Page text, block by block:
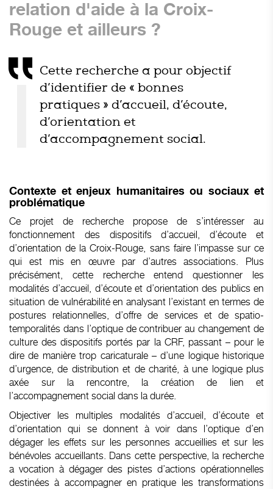
relation d'aide à la Croix-
Rouge et ailleurs ?
Cette recherche a pour objectif
d’identifier de « bonnes
pratiques » d’accueil, d’écoute,
d’orientation et
d’accompagnement social.
Contexte et enjeux humanitaires ou sociaux et
problématique
Ce projet de recherche propose de s’intéresser au
fonctionnement des dispositifs d’accueil, d’écoute et
d’orientation de la Croix-Rouge, sans faire l’impasse sur ce
qui est mis en œuvre par d’autres associations. Plus
précisément, cette recherche entend questionner les
modalités d’accueil, d’écoute et d’orientation des publics en
situation de vulnérabilité en analysant l’existant en termes de
postures relationnelles, d’offre de services et de spatio-
temporalités dans l’optique de contribuer au changement de
culture des dispositifs portés par la CRF, passant – pour le
dire de manière trop caricaturale – d’une logique historique
d’urgence, de distribution et de charité, à une logique plus
axée sur la rencontre, la création de lien et
l’accompagnement social dans la durée.
Objectiver les multiples modalités d’accueil, d’écoute et
d’orientation qui se donnent à voir dans l’optique d’en
dégager les effets sur les personnes accueillies et sur les
bénévoles accueillants. Dans cette perspective, la recherche
a vocation à dégager des pistes d’actions opérationnelles
destinées à accompagner en pratique les transformations